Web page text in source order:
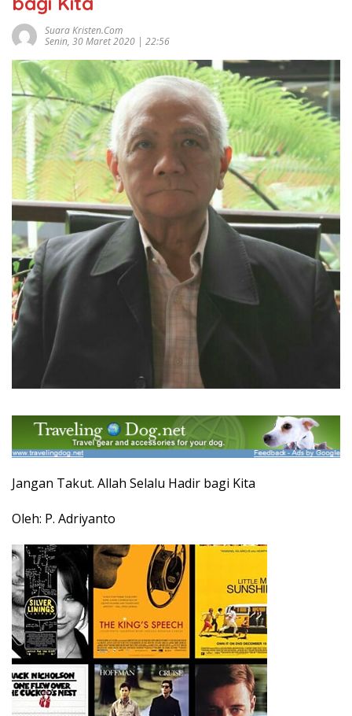
Suara Kristen.com
Senin, 30 Maret 2020 | 22:56
Jangan Takut. Allah Selalu Hadir bagi Kita
Oleh: P. Adriyanto